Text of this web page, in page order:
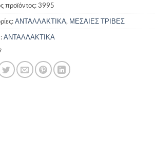
προϊόντος:3995
ΑΝΤΑΛΛΑΚΤΙΚΑ, ΜΕΣΑΙΕΣ ΤΡΙΒΕΣ
ΑΝΤΑΛΛΑΚΤΙΚΑ